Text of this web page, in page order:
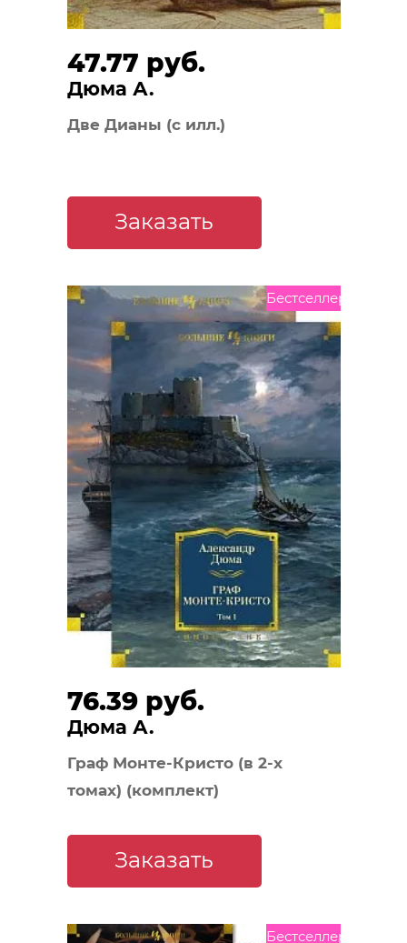
47.77 руб.
Дюма А.
Две Дианы (с илл.)
Заказать
76.39 руб.
Дюма А.
Граф Монте-Кристо (в 2-х
томах) (комплект)
Бестселлер
Заказать
Бестселлер